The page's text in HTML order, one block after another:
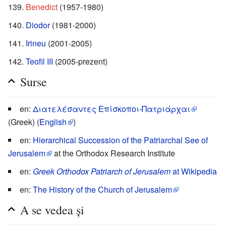
Benedict (1957-1980)
Diodor(1981-2000)
Irineu (2001-2005)
Teofil III (2005-prezent)
Surse
en: Διατελέσαντες Επίσκοποι-Πατριάρχαι
(Greek) (English
)
en: Hierarchical Succession of the Patriarchal See of
Jerusalem
at the Orthodox Research Institute
en: Greek Orthodox Patriarch of Jerusalemat Wikipedia
en: The History of the Church of Jerusalem
A se vedea și